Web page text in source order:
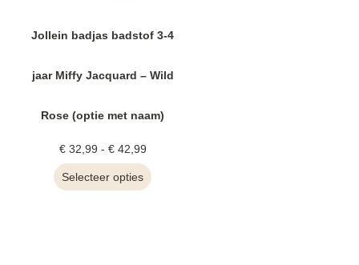
Jollein badjas badstof 3-4
jaar Miffy Jacquard – Wild
Rose (optie met naam)
€32,99 - €42,99
Selecteer opties